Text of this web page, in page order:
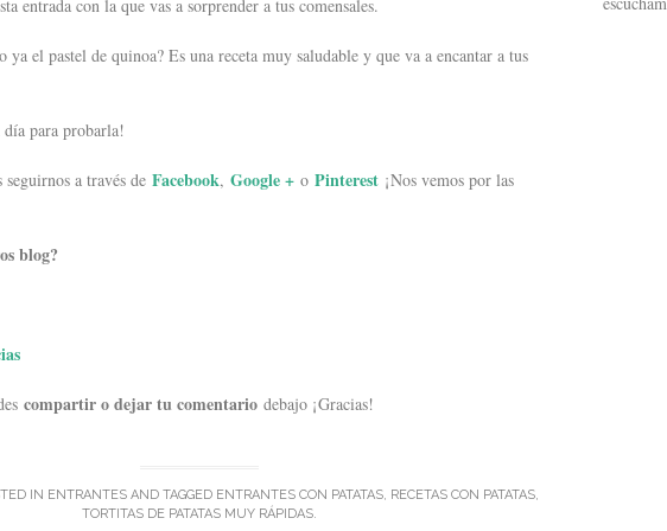
entrada con la que vas a sorprender a tus comensales.
ya el pastel de quinoa? Es una receta muy saludable y que va a encantar a tus
día para probarla!
a través de Facebook, Google + o Pinterest ¡Nos vemos por las
blog?
compartir o dejar tu comentario debajo ¡Gracias!
IN ENTRANTES AND TAGGED ENTRANTES CON PATATAS, RECETAS CON PATATAS,
TORTITAS DE PATATAS MUY RÁPIDAS.